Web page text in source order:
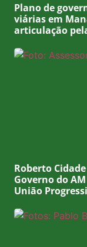
Plano de
viárias em
articulação
Roberto
Governo do
União